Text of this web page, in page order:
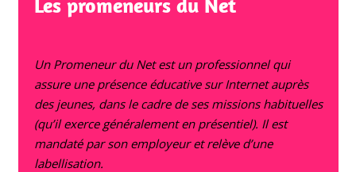
Un Promeneur du Net est un professionnel qui
assure une présence éducative sur Internet auprès
des jeunes, dans le cadre de ses missions habituelles
(qu’il exerce généralement en présentiel). Il est
mandaté par son employeur et relève d’une
labellisation.